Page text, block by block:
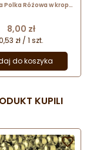
Polka Różowa w kropki
do babeczek
Cena
8,00 zł
zł / 1 szt.
do koszyka
KUPILI
